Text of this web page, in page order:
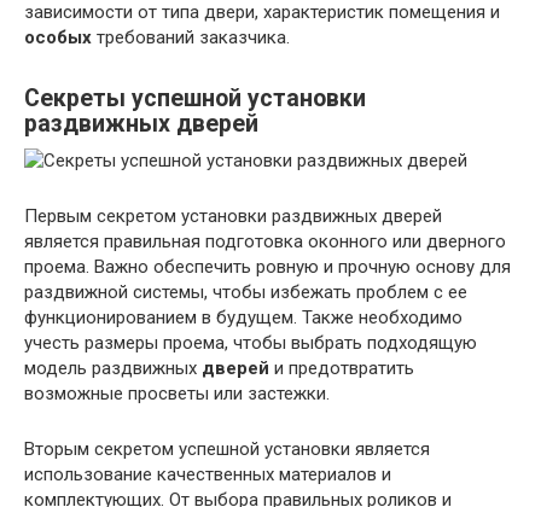
зависимости от типа двери, характеристик помещения и
особых требований заказчика.
Секреты успешной установки
раздвижных дверей
Первым секретом установки раздвижных дверей
является правильная подготовка оконного или дверного
проема. Важно обеспечить ровную и прочную основу для
раздвижной системы, чтобы избежать проблем с ее
функционированием в будущем. Также необходимо
учесть размеры проема, чтобы выбрать подходящую
модель раздвижных дверей и предотвратить
возможные просветы или застежки.
Вторым секретом успешной установки является
использование качественных материалов и
комплектующих. От выбора правильных роликов и